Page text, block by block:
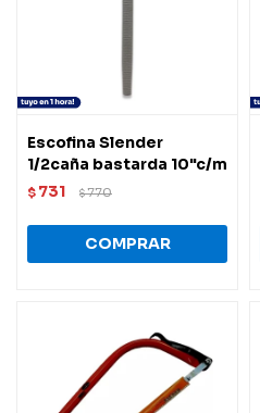
Escofina Slender
1/2caña bastarda 10"c/m
$ 731 $770